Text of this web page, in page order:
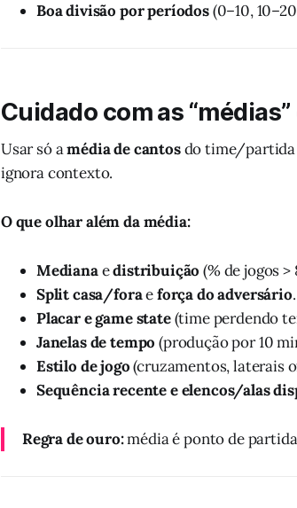
Boa divisão por períodos(0–10,
Cuidado com as
Usar só amédia de cantosdo time/partida
ignora contexto.
O que olhar além da média:
Medianaedistribuição (% de jogos >
Split casa/foraeforça do adversário.
Placar e game state(time perdendo
Janelas de tempo (produção por 10
Estilo de jogo(cruzamentos, laterais
Sequência recente e elencos/alas
Regra de ouro:média é ponto de